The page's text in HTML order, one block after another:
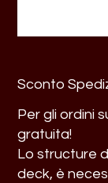
Sconto
Per gli ordini
gratuita!
Lo structure
deck, è